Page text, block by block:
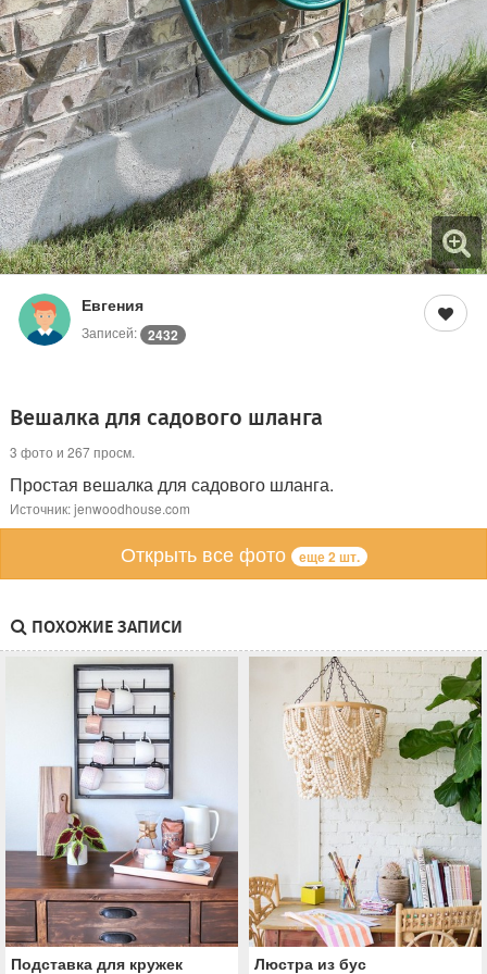
Евгения
Записей: 2432
Вешалка для садового шланга
3 фото и 267 просм.
Простая вешалка для садового шланга.
Источник: jenwoodhouse.com
Открыть все фото еще 2 шт.
ПОХОЖИЕ ЗАПИСИ
Подставка для кружек Люстра из бус